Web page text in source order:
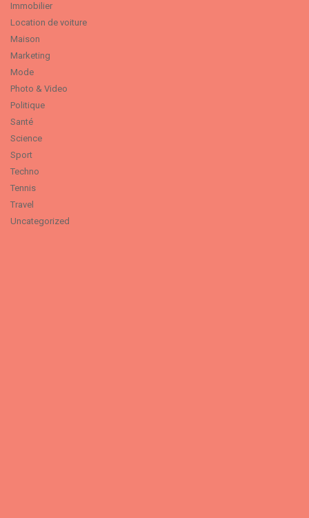
Immobilier
Location de voiture
Maison
Marketing
Mode
Photo & Video
Politique
Santé
Science
Sport
Techno
Tennis
Travel
Uncategorized